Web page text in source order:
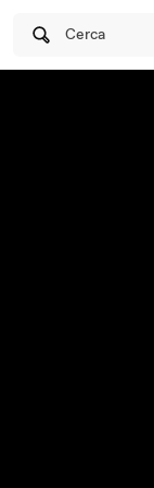
Cerca